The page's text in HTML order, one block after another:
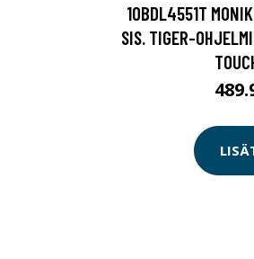
10BDL4551T
SIS. TIGER-